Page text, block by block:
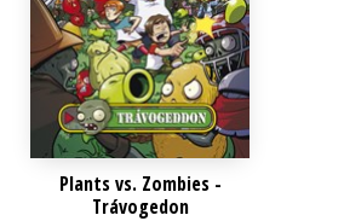
Plants vs. Zombies -
Trávogedon